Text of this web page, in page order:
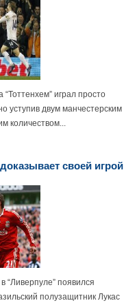
“Тоттенхем” играл просто
уступив двум манчестерским
количеством...
своей игрой
“Ливерпуле” появился
полузащитник Лукас